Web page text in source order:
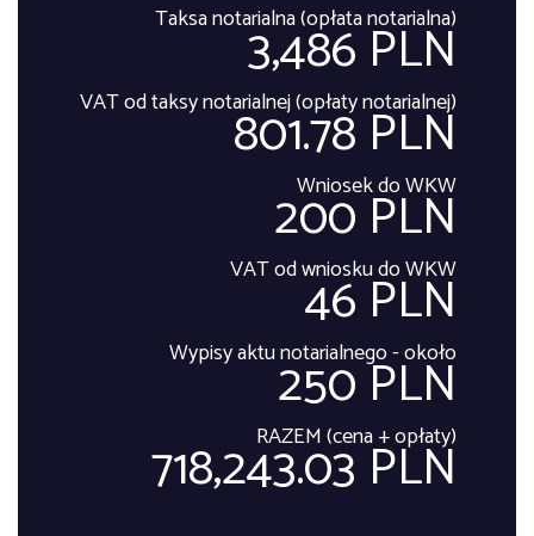
Taksa notarialna (opłata notarialna)
3,486 PLN
VAT od taksy notarialnej (opłaty notarialnej)
801.78 PLN
Wniosek do WKW
200 PLN
VAT od wniosku do WKW
46 PLN
Wypisy aktu notarialnego - około
250 PLN
RAZEM (cena + opłaty)
718,243.03 PLN